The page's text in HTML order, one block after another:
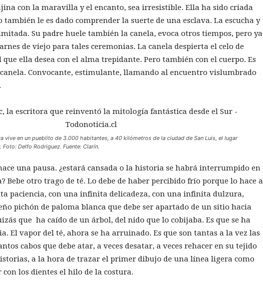
con la maravilla y el encanto, sea irresistible. Ella ha sido criada
le es dado comprender la suerte de una esclava. La escucha y
Su padre huele también la canela, evoca otros tiempos, pero ya
de viejo para tales ceremonias. La canela despierta el celo de
ella desea con el alma trepidante. Pero también con el cuerpo. Es
Convocante, estimulante, llamando al encuentro vislumbrado
vive en un pueblito de 3.000 habitantes, a 40 kilómetros de la ciudad de San Luis, el lugar
Delfo Rodriguez. Fuente: Clarín.
una pausa. ¿estará cansada o la historia se habrá interrumpido en
Bebe otro trago de té. Lo debe de haber percibido frío porque lo hace a
paciencia, con una infinita delicadeza, con una infinita dulzura,
pichón de paloma blanca que debe ser apartado de un sitio hacia
que ha caído de un árbol, del nido que lo cobijaba. Es que se ha
El vapor del té, ahora se ha arruinado. Es que son tantas a la vez las
cabos que debe atar, a veces desatar, a veces rehacer en su tejido
a la hora de trazar el primer dibujo de una línea ligera como
los dientes el hilo de la costura.